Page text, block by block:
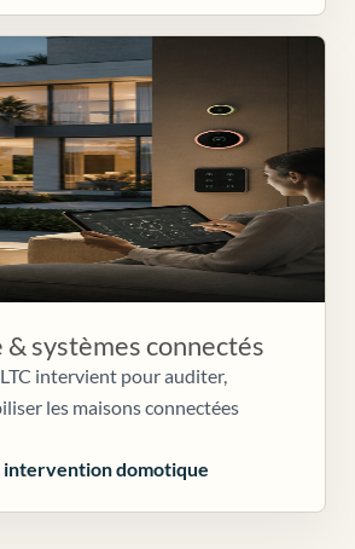
systèmes connectés
intervient pour auditer,
les maisons connectées
intervention domotique